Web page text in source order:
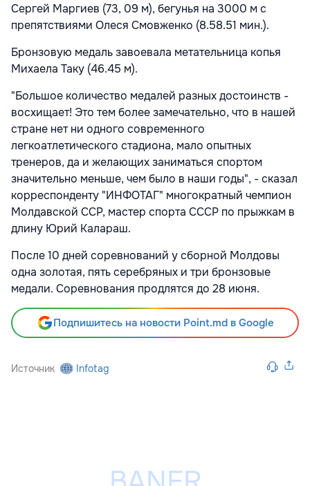
Сергей Маргиев (73, 09 м), бегунья на 3000 м с
препятствиями Олеся Смовженко (8.58.51 мин.).
Бронзовую медаль завоевала метательница копья
Михаела Таку (46.45 м).
"Большое количество медалей разных достоинств -
восхищает! Это тем более замечательно, что в нашей
стране нет ни одного современного
легкоатлетического стадиона, мало опытных
тренеров, да и желающих заниматься спортом
значительно меньше, чем было в наши годы", - сказал
корреспонденту "ИНФОТАГ" многократный чемпион
Молдавской ССР, мастер спорта СССР по прыжкам в
длину Юрий Калараш.
После 10 дней соревнований у сборной Молдовы
одна золотая, пять серебряных и три бронзовые
медали. Соревнования продлятся до 28 июня.
Подпишитесь на новости Point.md в Google
Источник Infotag